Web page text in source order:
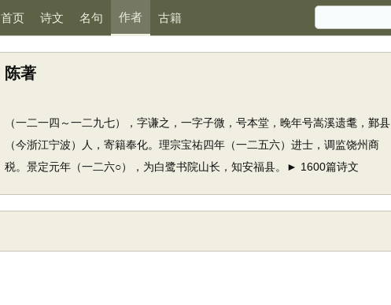
首页 诗文 名句 作者 古籍
陈著
（一二一四～一二九七），字谦之，一字子微，号本堂，晚年号嵩溪遗耄，鄞县
（今浙江宁波）人，寄籍奉化。理宗宝祐四年（一二五六）进士，调监饶州商
税。景定元年（一二六○），为白鹭书院山长，知安福县。► 1600篇诗文